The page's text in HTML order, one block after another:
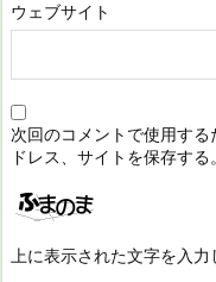
ウェブサイト
次回のコメントで使用す
ドレス、サイトを保存する。
上に表示された文字を入力